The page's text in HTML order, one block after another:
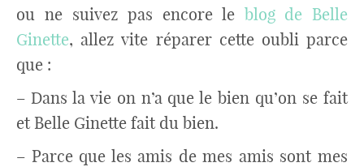
ou ne suivez pas encore le blog de Belle
Ginette, allez vite réparer cette oubli parce
que :
– Dans la vie on n’a que le bien qu’on se fait
et Belle Ginette fait du bien.
– Parce que les amis de mes amis sont mes